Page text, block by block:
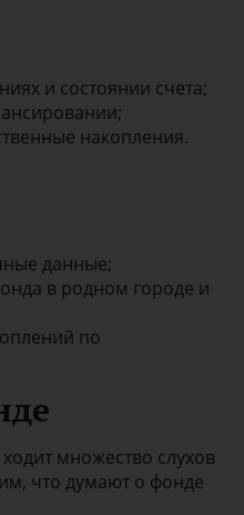
и состоянии счета;
накопления.
данные;
в родном городе и
по
множество слухов
что думают о фонде